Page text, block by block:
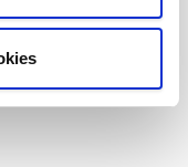
rulles